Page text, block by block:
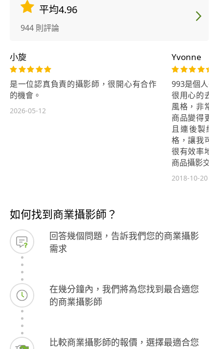
平均4.96
944 則評論
小旋
是一位認真負責的攝影師，很開心有合作
的機會。
2026-05-12
Yvonne
993是個人很
很用心的去
風格，非常
商品變得更
且連後製編
格，讓我可
很有效率地
商品攝影交
2018-10-20
如何找到商業攝影師？
回答幾個問題，告訴我們您的商業攝影
需求
在幾分鐘內，我們將為您找到最合適您
的商業攝影師
比較商業攝影師的報價，選擇最適合您